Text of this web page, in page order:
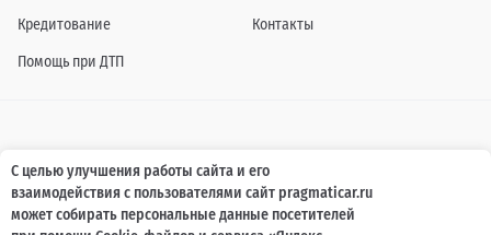
Кредитование
Помощь при ДТП
Контакты
Информация о технических характеристиках, составе комплектаций, цветовой
гамме и стоимости автомобилей, а также действующих акциях, сроках и условиях
их проведения, указанных на сайте www.pragmaticar.ru, носит информационный
характер и ни при каких условиях не является публичной офертой,
определяемой положениями пунктом 2 статьи 437 Гражданского кодекса
С целью улучшения работы сайта и его
взаимодействия с пользователями сайт pragmaticar.ru
может собирать персональные данные посетителей